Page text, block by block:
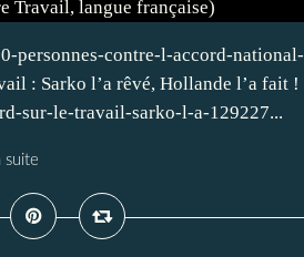
personnes-contre-l-accord-national-
: Sarko l’a rêvé, Hollande l’a fait !
sur-le-travail-sarko-l-a-129227...
suite